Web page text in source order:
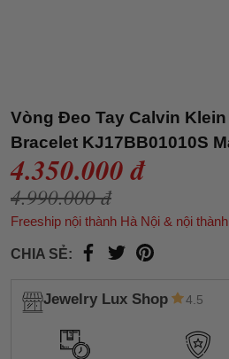
Vòng Đeo Tay Calvin
Bracelet KJ17BB01010S
4.350.000 đ
4.990.000 đ
Freeship nội thành Hà Nội & nội
CHIA SẺ:
Jewelry Lux Shop 4.5